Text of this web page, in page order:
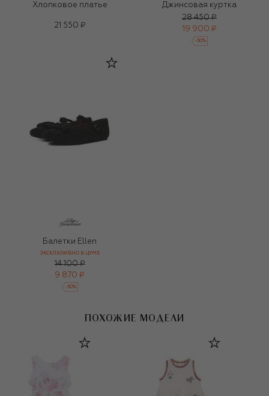
Хлопковое платье
21 550 ₽
Джинсовая куртка
28 450 ₽
19 900 ₽
-30%
Балетки Ellen
ЭКСКЛЮЗИВНО В ЦУМЕ
14 100 ₽
9 870 ₽
-30%
ПОХОЖИЕ МОДЕЛИ